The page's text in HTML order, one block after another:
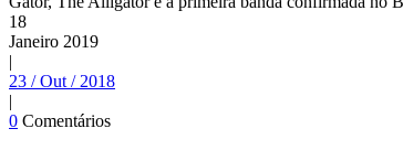
18
Janeiro 2019
|
23 / Out / 2018
|
0 Comentários